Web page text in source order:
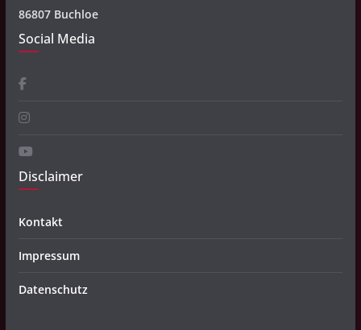
86807 Buchloe
Social Media
Disclaimer
Kontakt
Impressum
Datenschutz